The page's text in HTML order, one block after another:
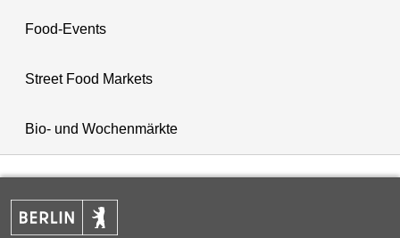
Food-Events
Street Food Markets
Bio- und Wochenmärkte